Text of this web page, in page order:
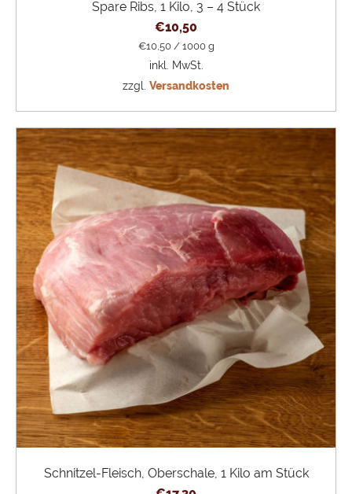
Spare Ribs, 1 Kilo, 3 – 4 Stück
€10,50
€10,50/ 1000 g
inkl. MwSt.
zzgl. Versandkosten
Schnitzel-Fleisch, Oberschale, 1 Kilo am Stück